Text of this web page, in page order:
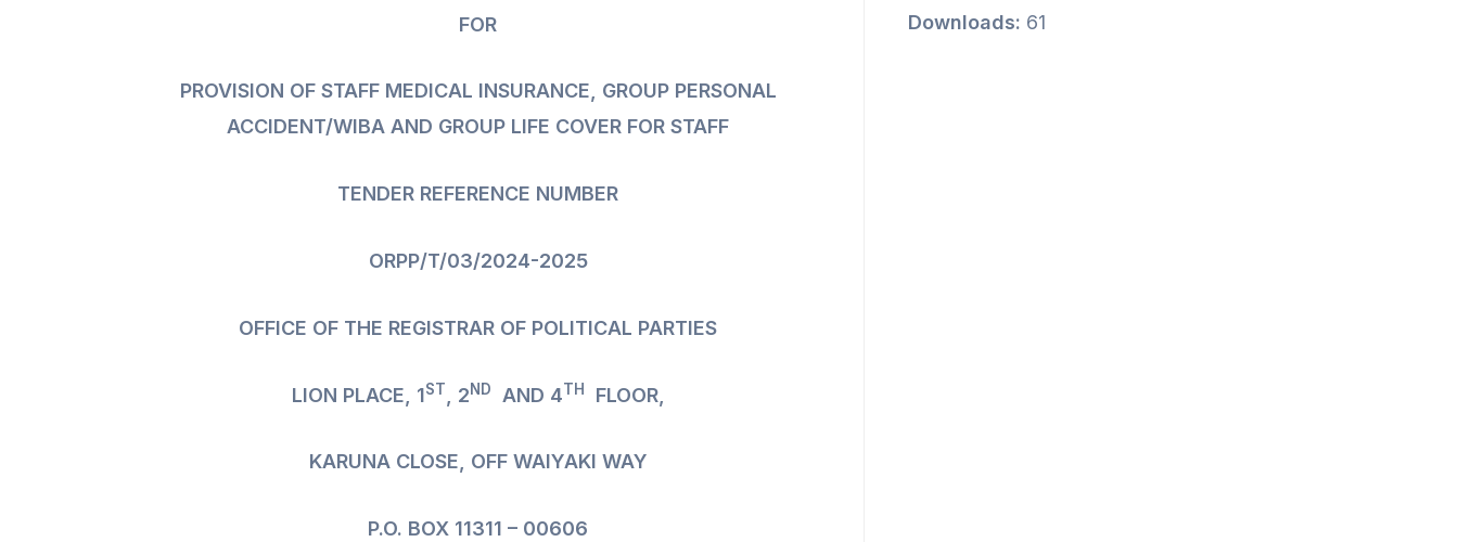
FOR
PROVISION OF STAFF MEDICAL INSURANCE, GROUP PERSONAL
ACCIDENT/WIBA AND GROUP LIFE COVER FOR STAFF
TENDER REFERENCE NUMBER
ORPP/T/03/2024-2025
OFFICE OF THE REGISTRAR OF POLITICAL PARTIES
LION PLACE, 1ST , 2ND AND 4TH FLOOR,
KARUNA CLOSE, OFF WAIYAKI WAY
P.O. BOX 11311 – 00606
Downloads: 61